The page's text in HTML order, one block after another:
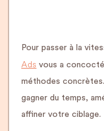
Pour passer à la
Ads vous a
méthodes
gagner du temps,
affiner votre ciblage.